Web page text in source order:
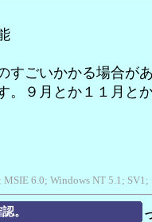
ごいかかる場合が
。９月とか１１月と
6.0; Windows NT 5.1;
。